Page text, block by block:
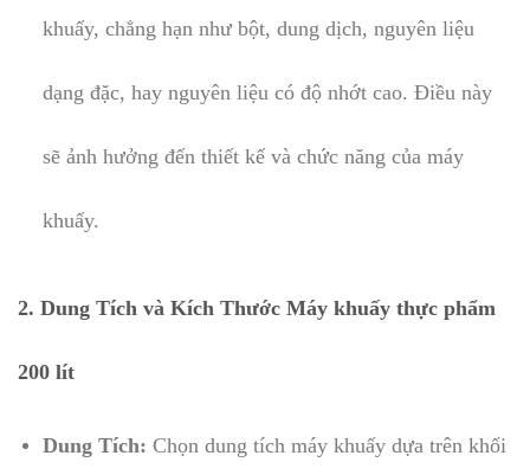
khuấy, chẳng hạn như bột, dung dịch, nguyên liệu
dạng đặc, hay nguyên liệu có độ nhớt cao. Điều này
sẽ ảnh hưởng đến thiết kế và chức năng của máy
khuấy.
2. Dung Tích và Kích Thước Máy khuấy thực phẩm
200 lít
Dung Tích: Chọn dung tích máy khuấy dựa trên khối